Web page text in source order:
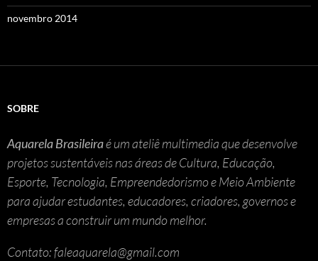
novembro 2014
SOBRE
Aquarela Brasileiraé um ateliê multimedia que desenvolve
projetos sustentáveis nas áreas de Cultura, Educação,
Esporte, Tecnologia, Empreendedorismo e Meio Ambiente
para ajudar estudantes, educadores, criadores, governos e
empresas a construir um mundo melhor.
Contato: faleaquarela@gmail.com